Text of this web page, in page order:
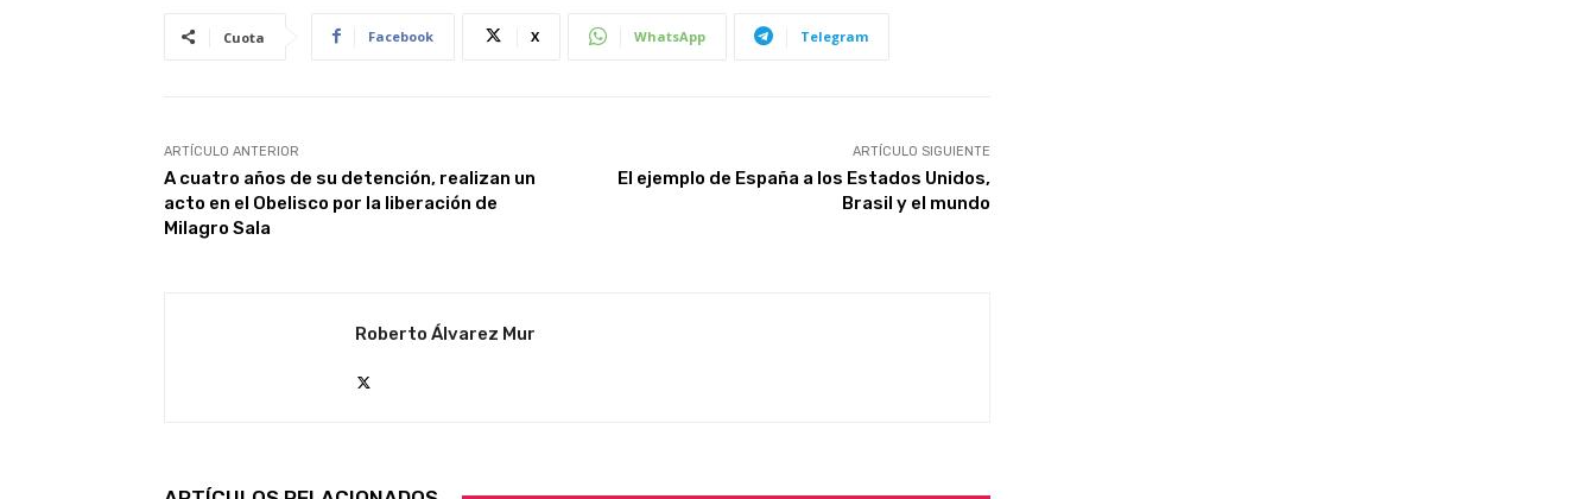
Cuota Facebook X WhatsApp Telegram
ARTÍCULO ANTERIOR
A cuatro años de su detención, realizan un
acto en el Obelisco por la liberación de
Milagro Sala
ARTÍCULO SIGUIENTE
El ejemplo de España a los Estados Unidos,
Brasil y el mundo
Roberto Álvarez Mur